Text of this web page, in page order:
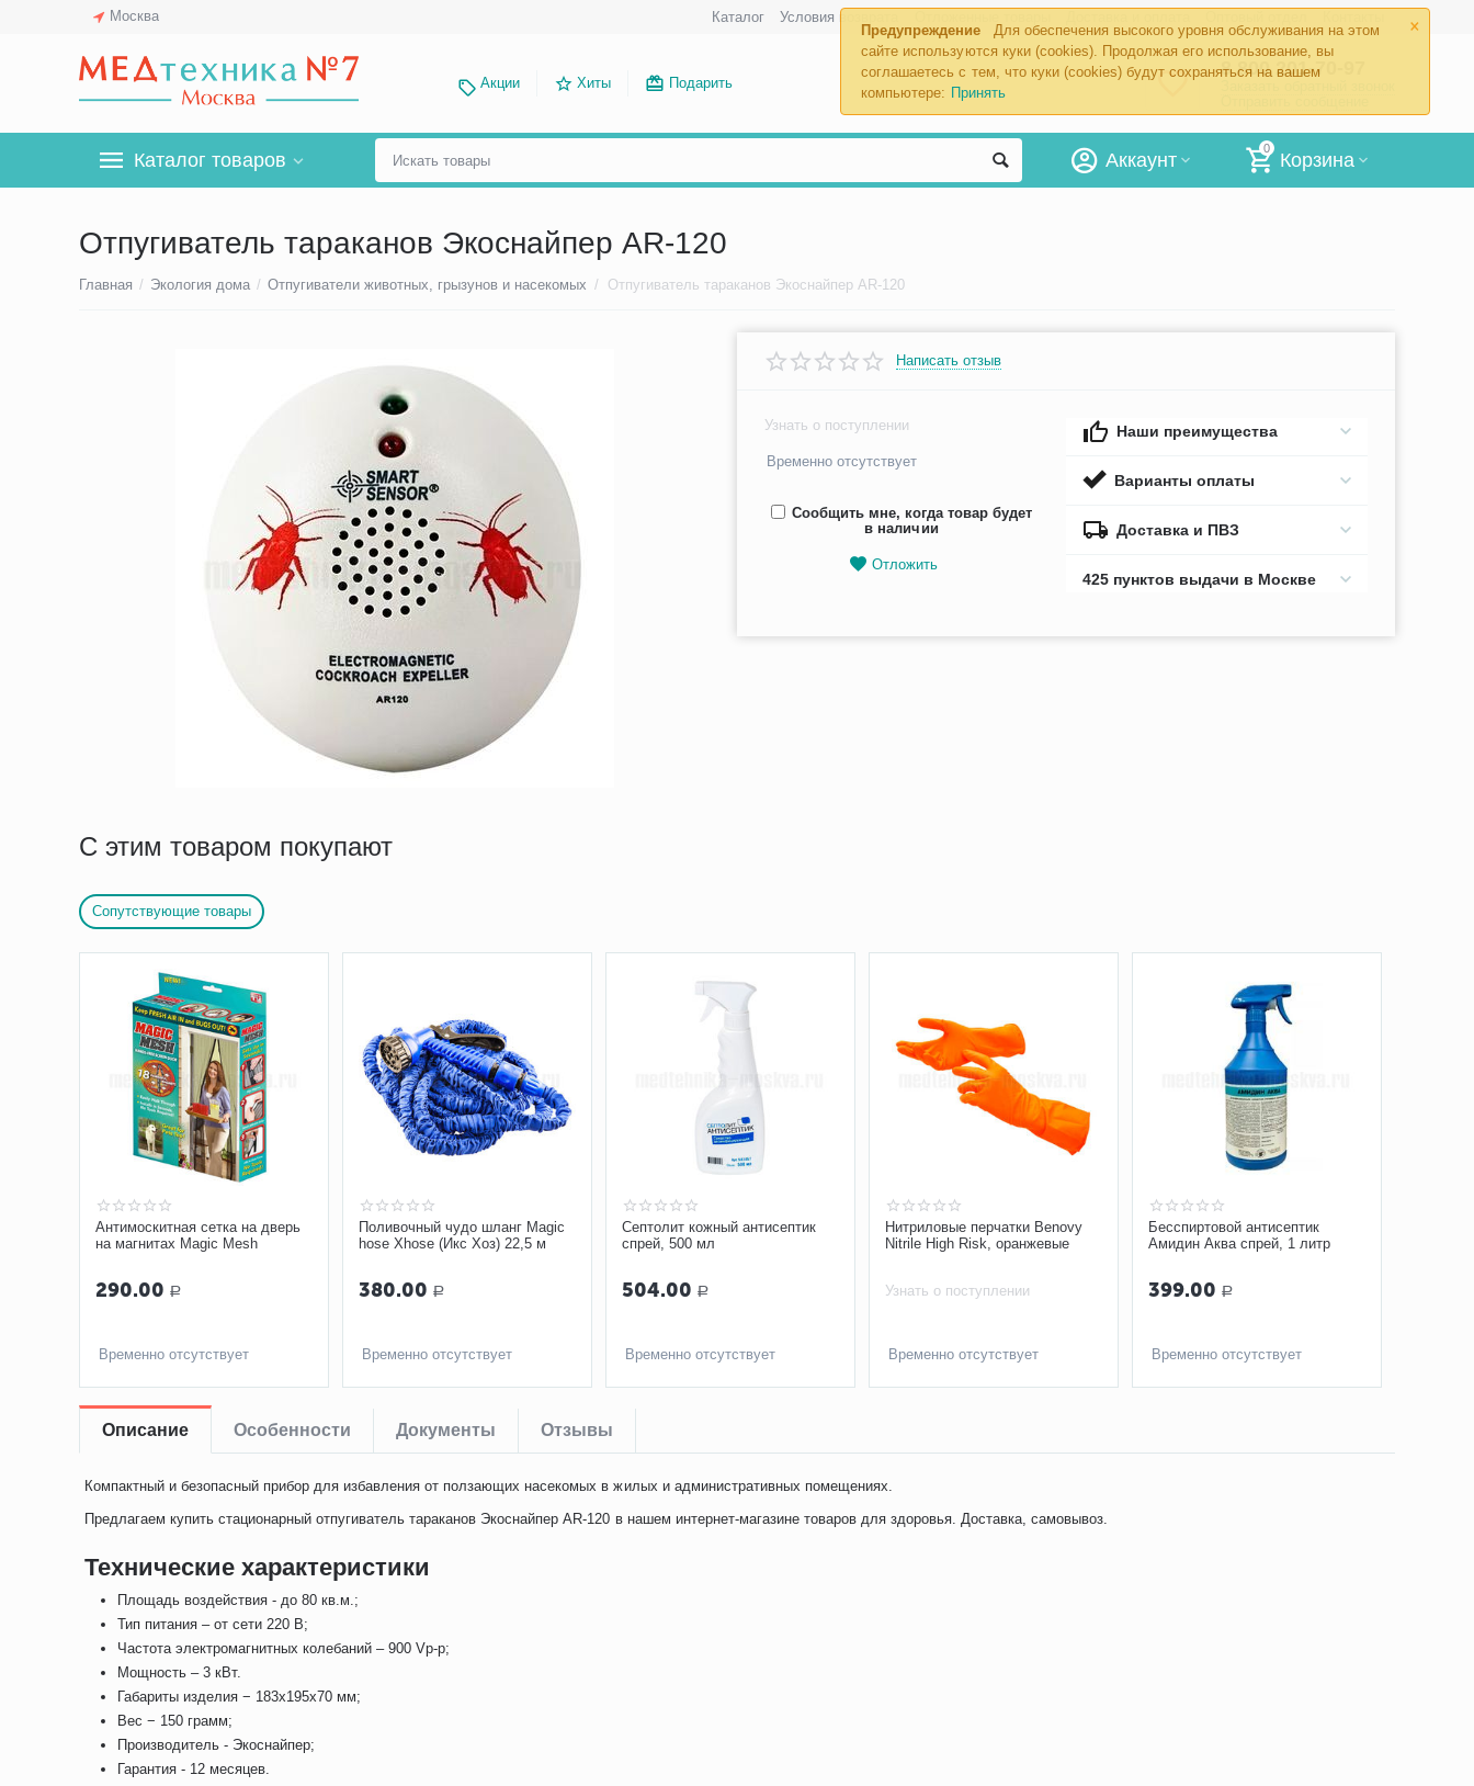
×
Предупреждение
Для обеспечения высокого уровня обслуживания на этом
сайте используются куки (cookies). Продолжая его использование, вы
соглашаетесь с тем, что куки (cookies) будут сохраняться на вашем
компьютере: Принять
Москва Каталог Условия возврата
Акции Хиты Подарить
8 800 201-70-97
Каталог товаров
0
Корзина
Аккаунт
Отпугиватель тараканов Экоснайпер AR-120
Главная / Экология дома / Отпугиватели животных, грызунов и насекомых / Отпугиватель тараканов Экоснайпер AR-120
Написать отзыв
Узнать о поступлении
Временно отсутствует
Сообщить мне, когда товар будет
в наличии
Отложить
Наши преимущества
Варианты оплаты
Доставка и ПВЗ
425 пунктов выдачи в Москве
С этим товаром покупают
Сопутствующие товары
Антимоскитная сетка на дверь
на магнитах Magic Mesh
290.00 Р
Временно отсутствует
Поливочный чудо шланг Magic
hose Xhose (Икс Хоз) 22,5 м
380.00 Р
Временно отсутствует
Септолит кожный антисептик
спрей, 500 мл
504.00 Р
Временно отсутствует
Нитриловые перчатки Benovy
Nitrile High Risk, оранжевые
Узнать о поступлении
Временно отсутствует
Бесспиртовой антисептик
Амидин Аква спрей, 1 литр
399.00 Р
Временно отсутствует
Описание Особенности Документы Отзывы
Компактный и безопасный прибор для избавления от ползающих насекомых в жилых и административных помещениях.
Предлагаем купить стационарный отпугиватель тараканов Экоснайпер AR-120 в нашем интернет-магазине товаров для здоровья. Доставка, самовывоз.
Технические характеристики
Площадь воздействия - до 80 кв.м.;
Тип питания – от сети 220 В;
Частота электромагнитных колебаний – 900 Vp-p;
Мощность – 3 кВт.
Габариты изделия − 183х195х70 мм;
Вес − 150 грамм;
Производитель - Экоснайпер;
Гарантия - 12 месяцев.